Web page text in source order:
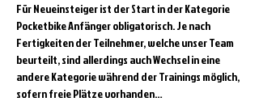
Für Neueinsteiger ist der Start in der Kategorie
Pocketbike Anfänger obligatorisch. Je nach
Fertigkeiten der Teilnehmer, welche unser Team
beurteilt, sind allerdings auch Wechsel in eine
andere Kategorie während der Trainings möglich,
sofern freie Plätze vorhanden…